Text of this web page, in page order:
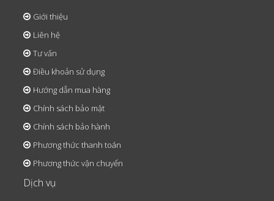
Giới thiệu
Liên hệ
Tư vấn
Điều khoản sử dụng
Hướng dẫn mua hàng
Chính sách bảo mật
Chính sách bảo hành
Phương thức thanh toán
Phương thức vận chuyển
Dịch vụ